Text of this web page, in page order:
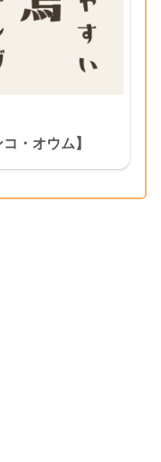
・オウム】